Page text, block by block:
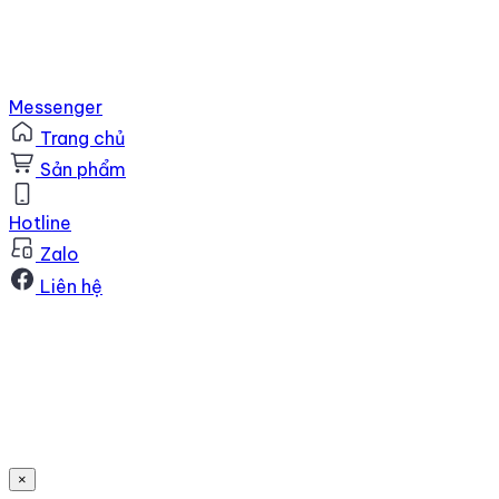
Messenger
Trang chủ
Sản phẩm
Hotline
Zalo
Liên hệ
×